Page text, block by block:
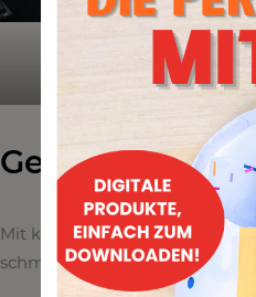
Buddha-Bowl
Mit klassischen Spießen aus
schmecken jedem.